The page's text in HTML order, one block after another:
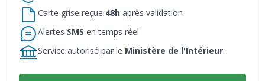
Carte grise reçue 48h après validation
Alertes SMS en temps réel
Service autorisé par le Ministère de l'Intérieur